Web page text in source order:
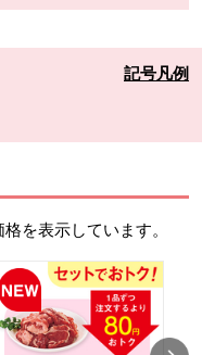
記号凡例
を表示しています。